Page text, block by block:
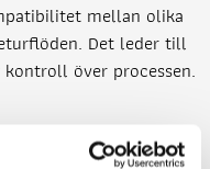
mellan olika
Det leder till
över processen.